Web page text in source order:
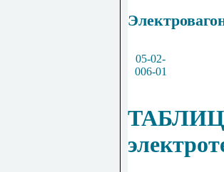
05-02-
006-01